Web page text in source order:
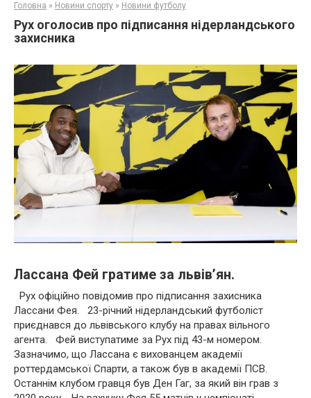
Головна » Новини спорту » Новини футболу
Рух оголосив про підписання нідерландського
захисника
Лассана Фей гратиме за львів’ян.
Рух офіційно повідомив про підписання захисника
Лассани Фея. 23-річний нідерландський футболіст
приєднався до львівського клубу на правах вільного
агента. Фей виступатиме за Рух під 43-м номером.
Зазначимо, що Лассана є вихованцем академії
роттердамської Спарти, а також був в академії ПСВ.
Останнім клубом гравця був Ден Гаг, за який він грав з